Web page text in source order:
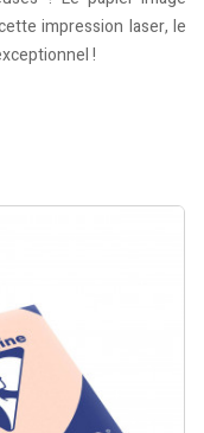
impression laser, le
!